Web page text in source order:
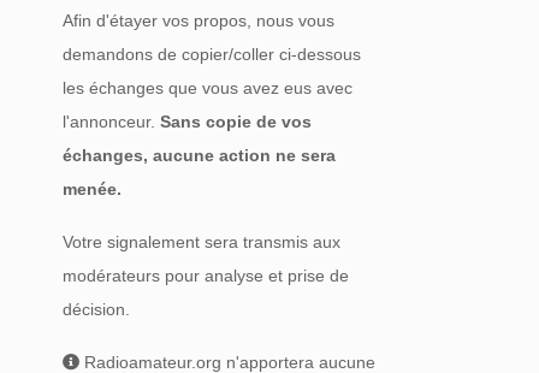
Afin d'étayer vos propos, nous vous
demandons de copier/coller ci-dessous
les échanges que vous avez eus avec
l'annonceur.Sans copie de vos
échanges, aucune action ne sera
menée.
Votre signalement sera transmis aux
modérateurs pour analyse et prise de
décision.
Radioamateur.org n'apportera aucune